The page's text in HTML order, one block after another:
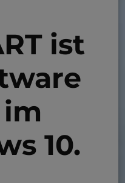
ist
10.